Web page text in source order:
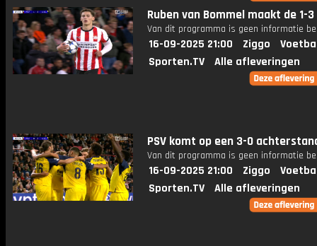
Ruben van Bommel maakt de 1-3
Van dit programma is geen informatie
16-09-2025 21:00 Ziggo
Sporten.TV
Alle afleveringen
PSV komt op een 3-0
Van dit programma is geen informatie
16-09-2025 21:00 Ziggo
Sporten.TV
Alle afleveringen